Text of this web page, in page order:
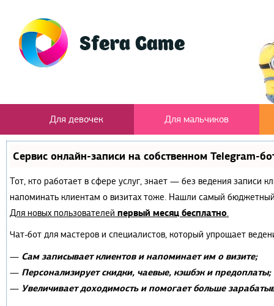
Для девочек Для мальчиков
Сервис онлайн-записи на собственном Telegram-
Тот, кто работает в сфере услуг, знает — без ведения записи
напоминать клиентам о визитах тоже. Нашли самый
Для новых пользователей первый месяц бесплатно.
Чат-бот для мастеров и специалистов, который упрощает
— Сам записывает клиентов и напоминает им о визите;
— Персонализирует скидки, чаевые, кэшбэк и предоплаты;
— Увеличивает доходимость и помогает больше